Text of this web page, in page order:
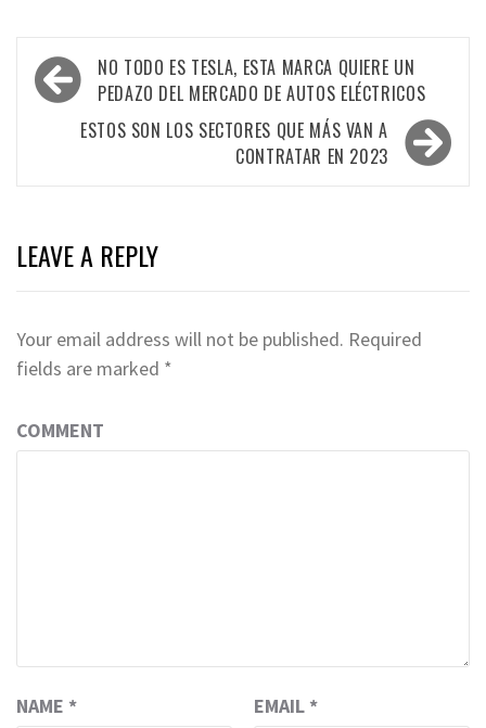
Post
navigation
NO TODO ES TESLA, ESTA MARCA QUIERE UN
PEDAZO DEL MERCADO DE AUTOS ELÉCTRICOS
ESTOS SON LOS SECTORES QUE MÁS VAN A
CONTRATAR EN 2023
LEAVE A REPLY
Your email address will not be published. Required
fields are marked *
COMMENT
NAME * EMAIL *